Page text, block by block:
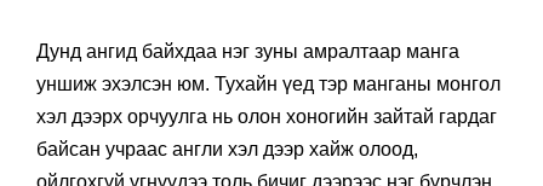
Дунд ангид байхдаа нэг зуны амралтаар манга
уншиж эхэлсэн юм. Тухайн үед тэр манганы монгол
хэл дээрх орчуулга нь олон хоногийн зайтай гардаг
байсан учраас англи хэл дээр хайж олоод,